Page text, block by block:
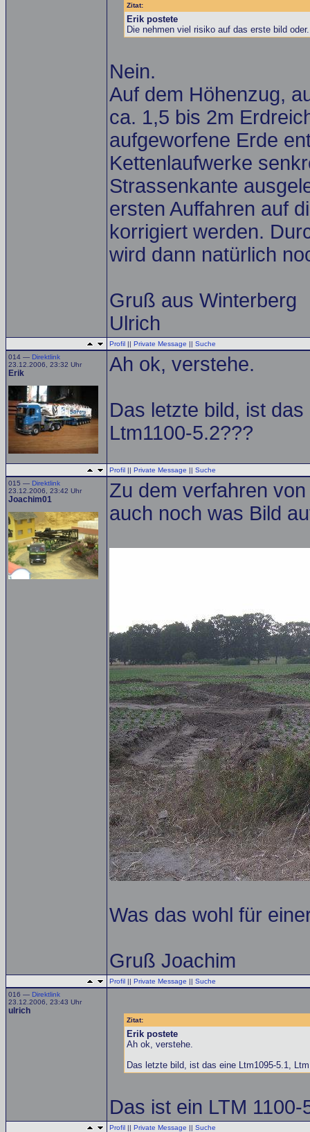
Zitat:
Erik postete
Die nehmen viel risiko auf das erste bild
Nein.
Auf dem Höhenzug,
ca. 1,5 bis 2m
aufgeworfene Erde
Kettenlaufwerke
Strassenkante
ersten Auffahren auf
korrigiert werden.
wird dann natürlich
Gruß aus Winterberg
Ulrich
Profil || Private Message || Suche
014 — Direktlink
23.12.2006, 23:32 Uhr
Erik Ah ok, verstehe.
Das letzte bild, ist
Ltm1100-5.2???
Profil || Private Message || Suche
015 — Direktlink
23.12.2006, 23:42 Uhr
Joachim01
Zu dem verfahren
auch noch was Bild
Was das wohl für
Gruß Joachim
Profil || Private Message || Suche
016 — Direktlink
23.12.2006, 23:43 Uhr
ulrich
Zitat:
Erik postete
Ah ok, verstehe.
Das letzte bild, ist das eine Ltm1095-5.1,
Das ist ein LTM 1100-
Profil || Private Message || Suche